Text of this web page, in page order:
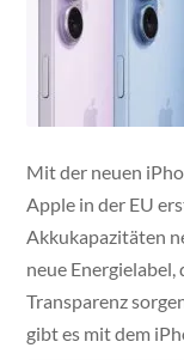
Mit der neuen
Apple in der EU
Akkukapazitäten
neue Energielabel,
Transparenz
gibt es mit dem